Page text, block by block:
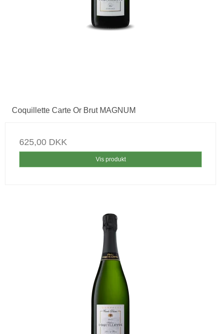
Coquillette Carte Or Brut MAGNUM
625,00 DKK
Vis produkt